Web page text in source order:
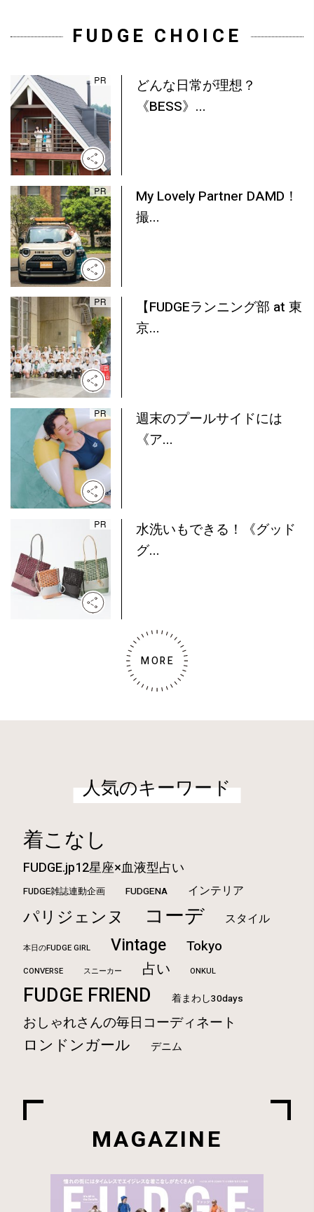
FUDGE CHOICE
どんな日常が理想？
《BESS》...
My Lovely Partner DAMD！
撮...
【FUDGEランニング部 at 東
京...
週末のプールサイドには
《ア...
水洗いもできる！《グッド
グ...
MORE
人気のキーワード
着こなし
FUDGE.jp12星座×血液型占い
FUDGE雑誌連動企画 FUDGENA インテリア
パリジェンヌ コーデ スタイル
本日のFUDGE GIRL Vintage Tokyo
CONVERSE スニーカー 占い ONKUL
FUDGE FRIEND 着まわし30days
おしゃれさんの毎日コーディネート
ロンドンガール デニム
MAGAZINE